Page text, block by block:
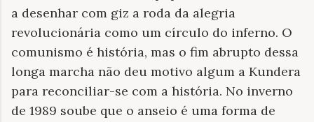
a desenhar com giz a roda da alegria
revolucionária como um círculo do inferno. O
comunismo é história, mas o fim abrupto dessa
longa marcha não deu motivo algum a Kundera
para reconciliar-se com a história. No inverno
de 1989 soube que o anseio é uma forma de